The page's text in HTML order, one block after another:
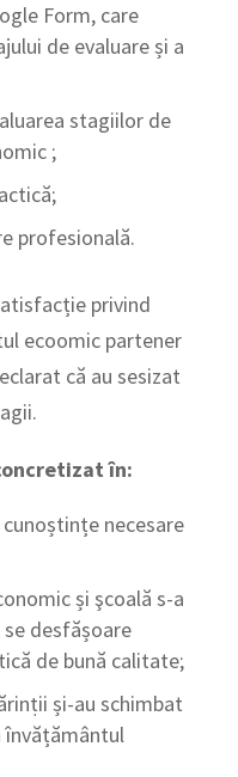
Form, care
de evaluare și a
stagiilor de
;
profesională.
privind
ecoomic partener
că au sesizat
în:
necesare
și şcoală s-a
desfășoare
de bună calitate;
și-au schimbat
învățământul